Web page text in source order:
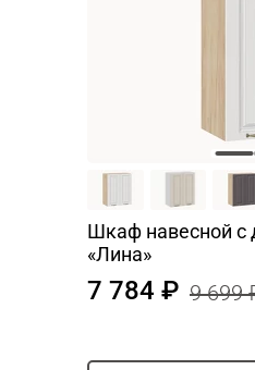
Шкаф навесной c
«Лина»
7 784 9 699